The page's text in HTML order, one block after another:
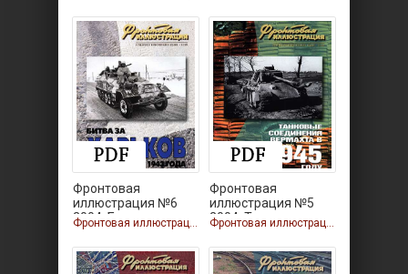
Фронтовая
иллюстрация №6
2004. Битва за
Фронтовая иллюстрация
Фронтовая
иллюстрация №5
2004. Танковые
Фронтовая иллюстрация